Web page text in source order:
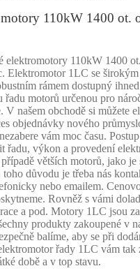
110kW 1400 ot.
elektromotory 110kW 1400
Elektromotor 1LC se širokým
rámem dostupný
řadu motorů určenou pro
V našem obchodě si můžete
objednávky nového
vám moc času.
řadu, výkon a provedení
větších motorů, jako
důvodu je třeba nás
nebo emailem.
Rovněž s vámi
a pod. Motory 1LC jsou
produkty zakoupené v
balíme, aby se při
řady 1LC vám tak
době a v top stavu.